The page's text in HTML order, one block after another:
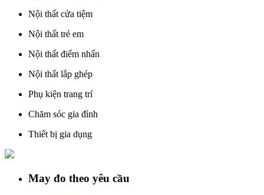
Nội thất cửa tiệm
Nội thất trẻ em
Nội thất điểm nhấn
Nội thất lắp ghép
Phụ kiện trang trí
Chăm sóc gia đình
Thiết bị gia dụng
May đo theo yêu cầu